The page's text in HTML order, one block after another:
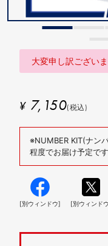
大変申し訳ござい
¥ 7,150(税込)
※NUMBER KIT(ナン
程度でお届け予定です
[別ウィンドウ] [別ウィンド